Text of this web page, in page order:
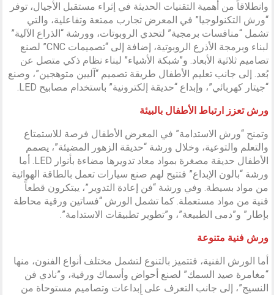
وانطلاقاً من أهمية التقنيات الحديثة في إثراء مستقبل الأجيال، توفر
“ورش التكنولوجيا” في المعرض تجارب ممتعة وتفاعلية، والتي
تشمل “منافسات برمجية” لتحدي الروبوتات، وورشة “الذراع الآلية”
لبناء وبرمجة الأذرع الروبوتية، إضافة إلى “تصميمات CNC” لصنع
تصاميم ثلاثية الأبعاد. و”شبكة الأشياء” لبناء نظام ذكي متصل عن
بُعد. إلى جانب تعليم الأطفال طريقة تصميم “آليين متوهجين”، وصنع
“جيتار كهربائي”، وإبداع “حديقة إلكترونية” باستخدام مصابيح LED.
ورش تعزز ارتباط الأطفال بالبيئة
وتمنح “ورش الاستدامة” في المعرض الأطفال فرصة للاستمتاع
والتعلم والتوعية، وخلال ورشة “حديقة الزهور المضيئة”، يصمم
الأطفال حديقة مصغرة بمواد معاد تدويرها مضاءة بأنوار LED. أما
ورشة “بالون الإبداع” فتتيح لهم صنع سيارات تعمل بالطاقة الهوائية
من مواد بسيطة. وفي ورشة “فن إعادة التدوير”، يبتكرون قطعاً
فنية من مواد مستعملة. كما تشمل الورش “فساتين ورقية محاطة
بإطار” و”دمى الطبيعة”، و”تطوير تطبيقات الاستدامة”.
ورش فنية متنوعة
أما الورش الفنية، فتتميز بالتنوع لتشمل مختلف أنواع الفنون، منها
“مغامرة صيد السمك” لصنع أحواض وأسماك ورقية، و”نادي فن
النسيج”، إلى جانب التعرف على إبداعات وتصاميم مستوحاة من